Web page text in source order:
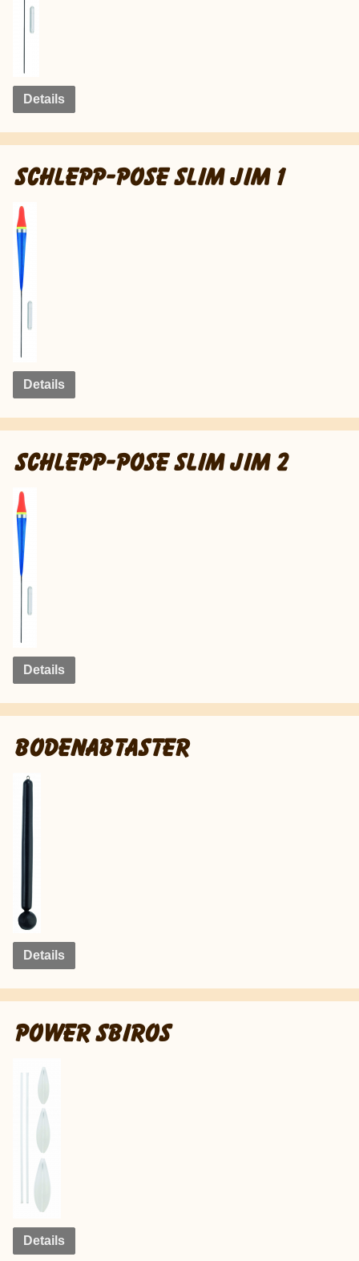
Details
SCHLEPP-POSE SLIM JIM 1
Details
SCHLEPP-POSE SLIM JIM 2
Details
BODENABTASTER
Details
POWER SBIROS
Details